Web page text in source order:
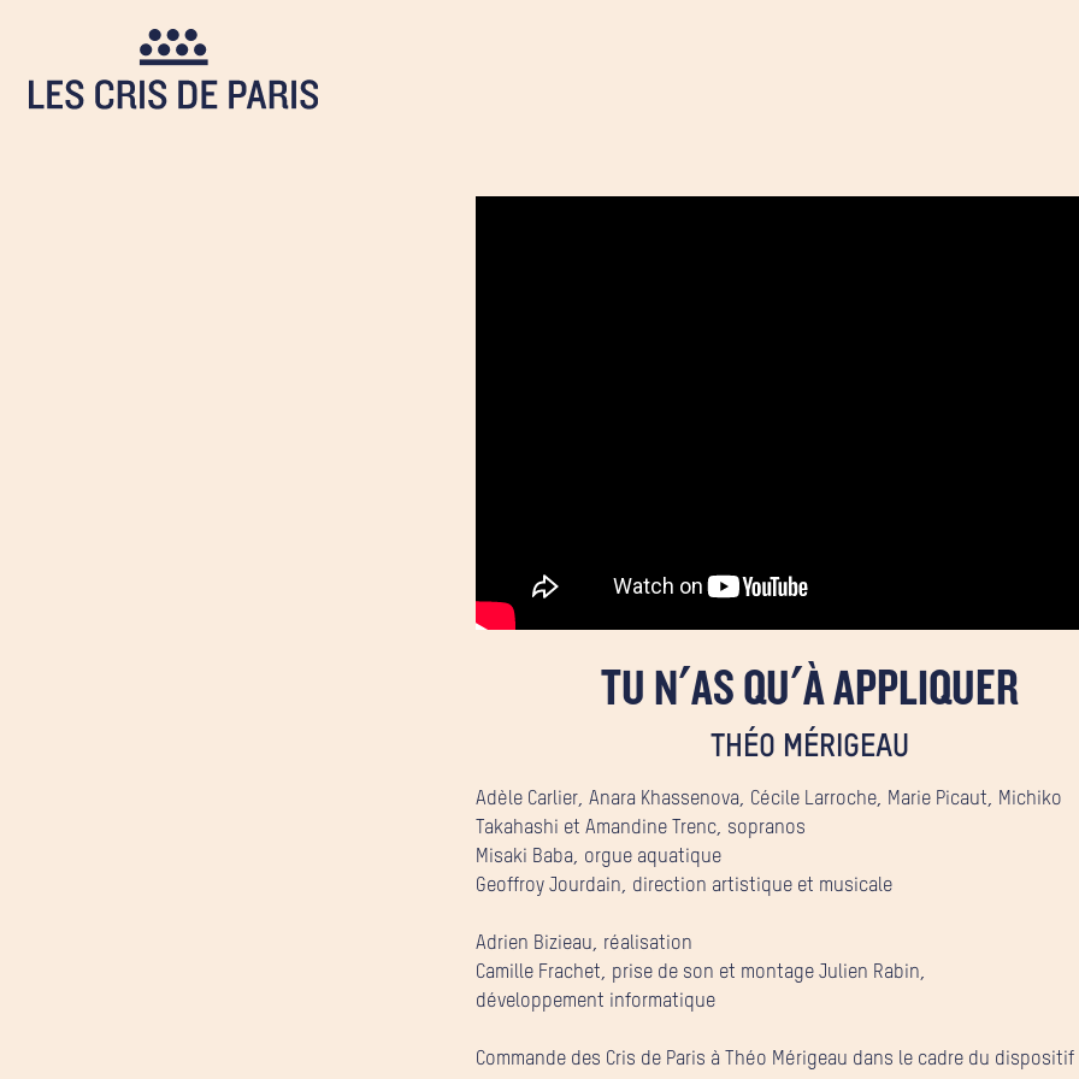
TU N’AS QU’À APPLIQUER
THÉO MÉRIGEAU
Adèle Carlier, Anara Khassenova, Cécile Larroche, Marie Picaut, Michiko
Takahashi et Amandine Trenc, sopranos
Misaki Baba, orgue aquatique
Geoffroy Jourdain, direction artistique et musicale
Adrien Bizieau, réalisation
Camille Frachet, prise de son et montage Julien Rabin,
développement informatique
Commande des Cris de Paris à Théo Mérigeau dans le cadre du dispositif